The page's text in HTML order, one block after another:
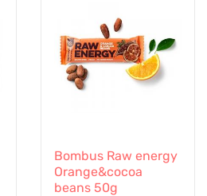
Bombus Raw energy
Orange&cocoa
beans 50g